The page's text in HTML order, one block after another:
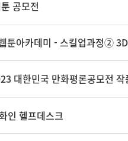
공모전
툰아카데미 - 스킬업과정②
대한민국 만화평론공모전
인 헬프데스크